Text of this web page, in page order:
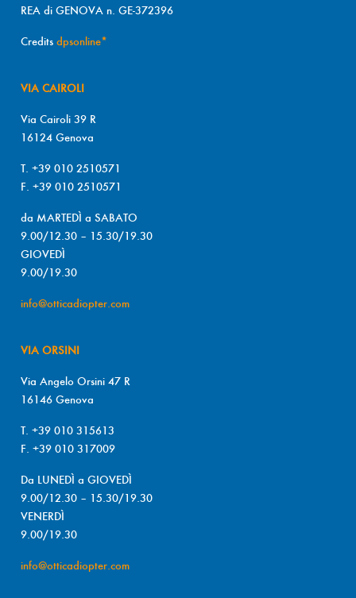
REA di GENOVA n. GE-372396
Credits dpsonline*
VIA CAIROLI
Via Cairoli 39 R
16124 Genova
T. +39 010 2510571
F. +39 010 2510571
da MARTEDÌ a SABATO
9.00/12.30 – 15.30/19.30
GIOVEDÌ
9.00/19.30
info@otticadiopter.com
VIA ORSINI
Via Angelo Orsini 47 R
16146 Genova
T. +39 010 315613
F. +39 010 317009
Da LUNEDÌ a GIOVEDÌ
9.00/12.30 – 15.30/19.30
VENERDÌ
9.00/19.30
info@otticadiopter.com